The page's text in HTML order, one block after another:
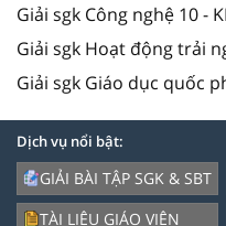
Giải sgk Công nghệ 10 -
Giải sgk Hoạt động trải
Giải sgk Giáo dục quốc
Dịch vụ nổi bật:
GIẢI BÀI TẬP SGK & SBT
TÀI LIỆU GIÁO VIÊN